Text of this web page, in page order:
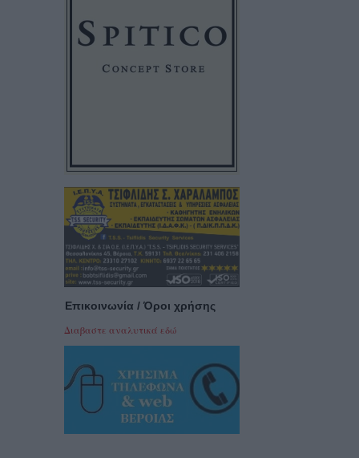
Επικοινωνία / Όροι χρήσης
Διαβαστε αναλυτικά εδώ